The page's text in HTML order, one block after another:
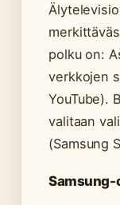
polku on:
verkkojen
YouTube).
valitaan
(Samsung
Samsung-